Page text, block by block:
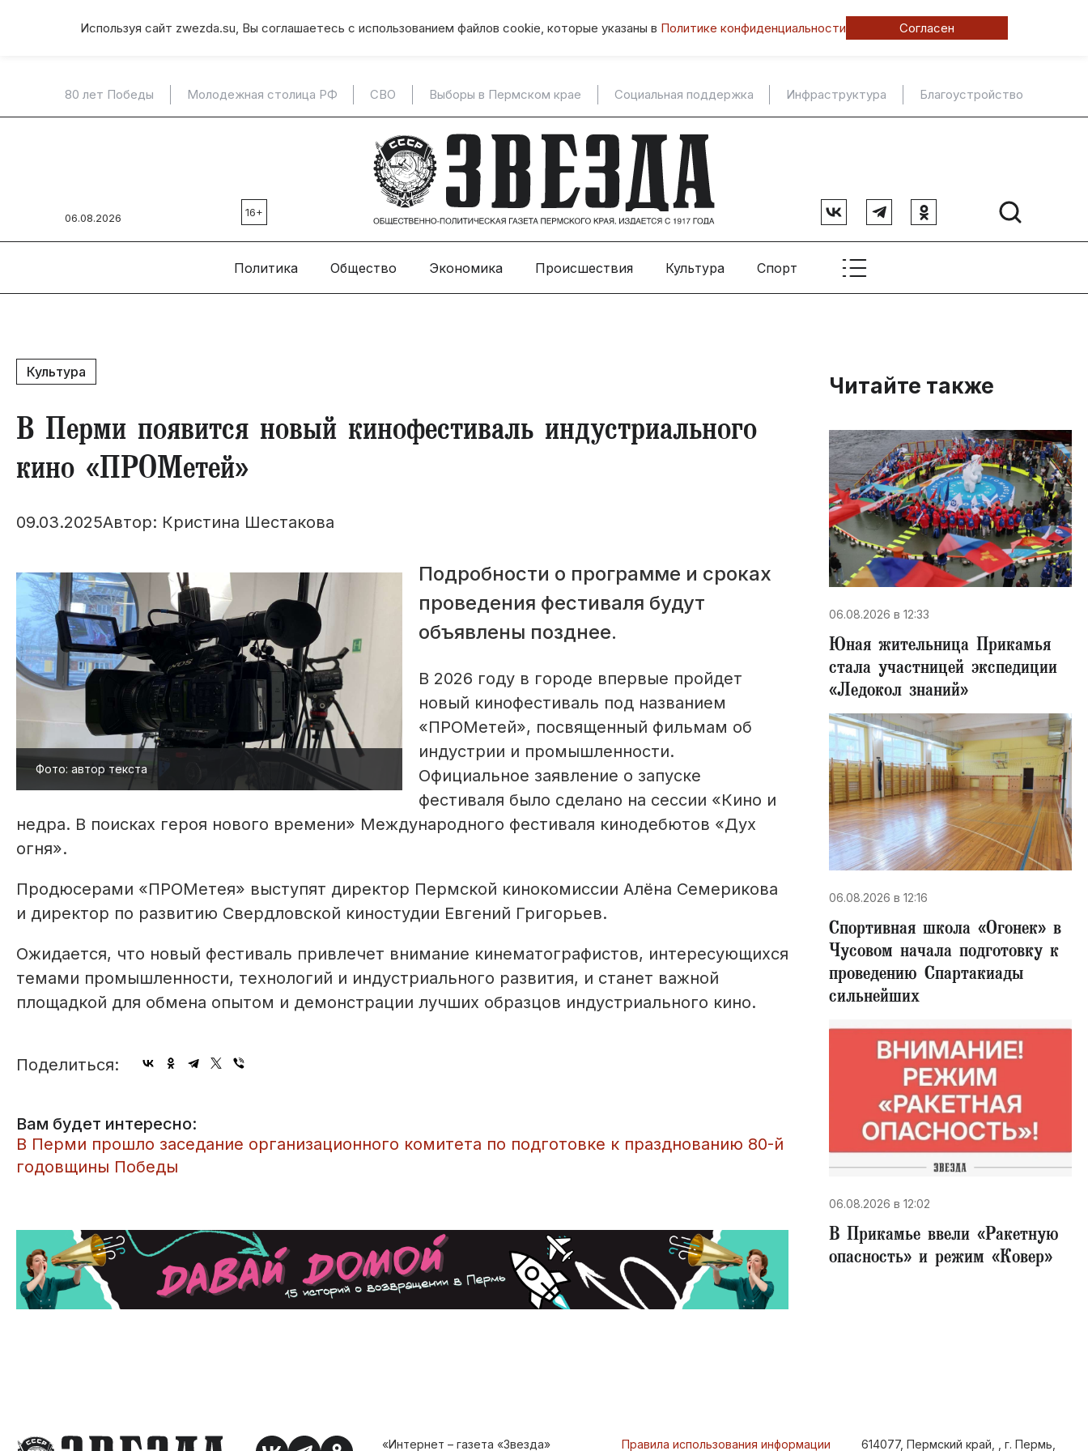
Используя сайт zwezda.su, Вы соглашаетесь с использованием файлов cookie, которые указаны в Политике конфиденциальности Согласен
80 лет Победы Молодежная столица РФ СВО Выборы в Пермском крае Социальная поддержка Инфраструктура Благоустройство
06.08.2026 16+
Политика Общество Экономика Происшествия Культура Спорт
Культура
В Перми появится новый кинофестиваль индустриального
кино «ПРОМетей»
09.03.2025Автор: Кристина Шестакова
Фото: автор текста
Подробности о программе и сроках
проведения фестиваля будут
объявлены позднее.
В 2026 году в городе впервые пройдет
новый кинофестиваль под названием
«ПРОМетей», посвященный фильмам об
индустрии и промышленности.
Официальное заявление о запуске
фестиваля было сделано на сессии «Кино и
недра. В поисках героя нового времени» Международного фестиваля кинодебютов «Дух
огня».
Продюсерами «ПРОМетея» выступят директор Пермской кинокомиссии Алёна Семерикова
и директор по развитию Свердловской киностудии Евгений Григорьев.
Ожидается, что новый фестиваль привлечет внимание кинематографистов, интересующихся
темами промышленности, технологий и индустриального развития, и станет важной
площадкой для обмена опытом и демонстрации лучших образцов индустриального кино.
Поделиться:
Вам будет интересно:
В Перми прошло заседание организационного комитета по подготовке к празднованию 80-й
годовщины Победы
Читайте также
06.08.2026 в 12:33
Юная жительница Прикамья
стала участницей экспедиции
«Ледокол знаний»
06.08.2026 в 12:16
Спортивная школа «Огонек» в
Чусовом начала подготовку к
проведению Спартакиады
сильнейших
06.08.2026 в 12:02
В Прикамье ввели «Ракетную
опасность» и режим «Ковер»
«Интернет – газета «Звезда» Правила использования информации 614077, Пермский край, , г. Пермь,